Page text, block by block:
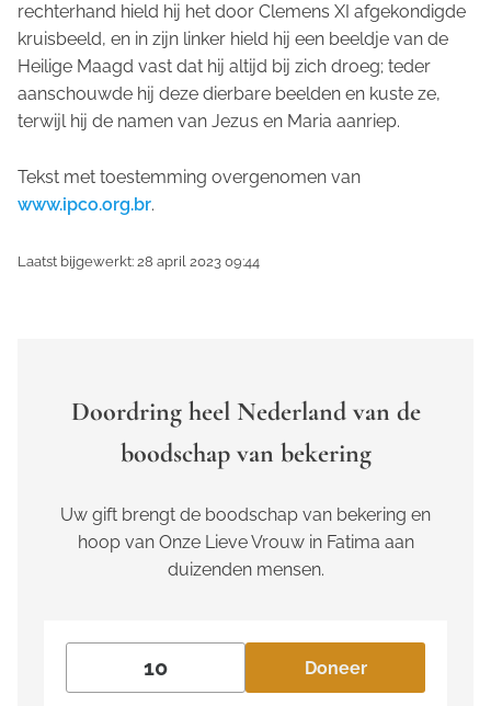
rechterhand hield hij het door Clemens XI afgekondigde
kruisbeeld, en in zijn linker hield hij een beeldje van de
Heilige Maagd vast dat hij altijd bij zich droeg; teder
aanschouwde hij deze dierbare beelden en kuste ze,
terwijl hij de namen van Jezus en Maria aanriep.
Tekst met toestemming overgenomen van
www.ipco.org.br.
Laatst bijgewerkt: 28 april 2023 09:44
Doordring heel Nederland van de
boodschap van bekering
Uw gift brengt de boodschap van bekering en
hoop van Onze Lieve Vrouw in Fatima aan
duizenden mensen.
Doneer